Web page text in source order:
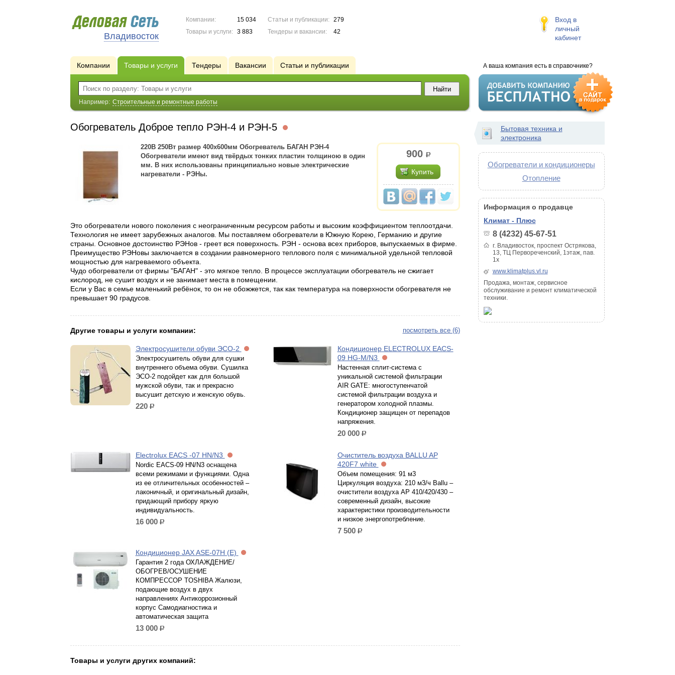
Владивосток
Компании:
15 034
Товары и услуги:
3 883
Статьи и публикации:
279
Тендеры и вакансии:
42
Вход в
личный
кабинет
А ваша компания есть в справочнике?
Компании Товары и услуги Тендеры Вакансии Статьи и публикации
Например: Строительные и ремонтные работы
Обогреватель Доброе тепло РЭН-4 и РЭН-5
900 р.
Купить
220В 250Вт размер 400х600мм Обогреватель БАГАН РЭН-4
Обогреватели имеют вид твёрдых тонких пластин толщиною в один
мм. В них использованы принципиально новые электрические
нагреватели - РЭНы.
Это обогреватели нового поколения с неограниченным ресурсом работы и высоким коэффициентом теплоотдачи.
Технология не имеет зарубежных аналогов. Мы поставляем обогреватели в Южную Корею, Германию и другие
страны. Основное достоинство РЭНов - греет вся поверхность. РЭН - основа всех приборов, выпускаемых в фирме.
Преимущество РЭНовы заключается в создании равномерного теплового поля с минимальной удельной тепловой
мощностью для нагреваемого объекта.
Чудо обогреватели от фирмы "БАГАН" - это мягкое тепло. В процессе эксплуатации обогреватель не сжигает
кислород, не сушит воздух и не занимает места в помещении.
Если у Вас в семье маленький ребёнок, то он не обожжется, так как температура на поверхности обогревателя не
превышает 90 градусов.
посмотреть все (6)
Другие товары и услуги компании:
Электросушители обуви ЭСО-2
Электросушитель обуви для сушки
внутреннего объема обуви. Сушилка
ЭСО-2 подойдет как для большой
мужской обуви, так и прекрасно
высушит детскую и женскую обувь.
220 р.
Кондиционер ELECTROLUX EACS-
09 HG-M/N3
Настенная сплит-система c
уникальной системой фильтрации
AIR GATE: многоступенчатой
системой фильтрации воздуха и
генератором холодной плазмы.
Кондиционер защищен от перепадов
напряжения.
20 000 р.
Electrolux EACS -07 HN/N3
Nordic EACS-09 HN/N3 оснащена
всеми режимами и функциями. Одна
из ее отличительных особенностей –
лаконичный, и оригинальный дизайн,
придающий прибору яркую
индивидуальность.
16 000 р.
Очиститель воздуха BALLU AP
420F7 white
Объем помещения: 91 м3
Циркуляция воздуха: 210 м3/ч Ballu –
очистители воздуха AP 410/420/430 –
современный дизайн, высокие
характеристики производительности
и низкое энергопотребление.
7 500 р.
Кондиционер JAX ASE-07H (E)
Гарантия 2 года ОХЛАЖДЕНИЕ/
ОБОГРЕВ/ОСУШЕНИЕ
КОМПРЕССОР TOSHIBA Жалюзи,
подающие воздух в двух
направлениях Антикоррозионный
корпус Самодиагностика и
автоматическая защита
13 000 р.
Товары и услуги других компаний:
Бытовая техника и
электроника
Обогреватели и кондиционеры
Отопление
Информация о продавце
Климат - Плюс
8 (4232) 45-67-51
г. Владивосток, проспект Острякова,
13, ТЦ Первореченский, 1этаж, пав.
1x
www.klimatplus.vl.ru
Продажа, монтаж, сервисное
обслуживание и ремонт климатической
техники.